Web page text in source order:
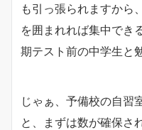
も引っ張られますから
を囲まれれば集中でき
期テスト前の中学生と
じゃぁ、予備校の自習
と、まずは数が確保さ